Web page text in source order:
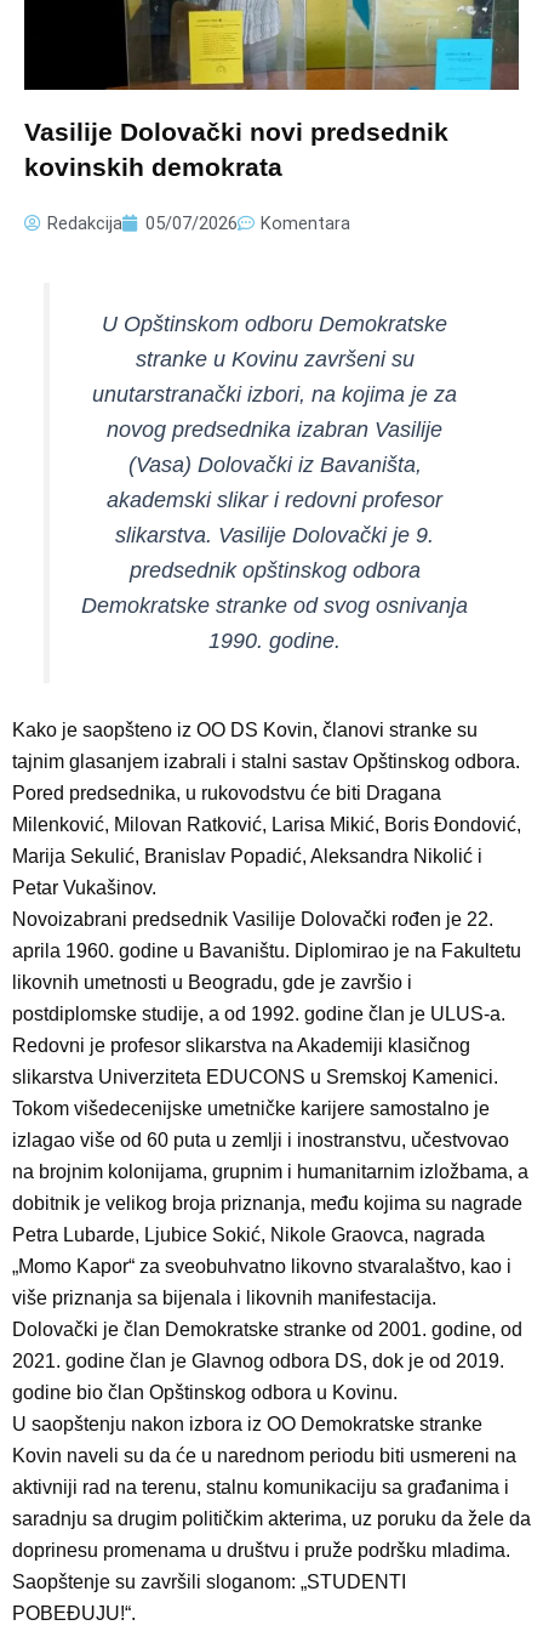
Vasilije Dolovački novi predsednik
kovinskih demokrata
Redakcija 05/07/2026 Komentara
U Opštinskom odboru Demokratske
stranke u Kovinu završeni su
unutarstranački izbori, na kojima je za
novog predsednika izabran Vasilije
(Vasa) Dolovački iz Bavaništa,
akademski slikar i redovni profesor
slikarstva. Vasilije Dolovački je 9.
predsednik opštinskog odbora
Demokratske stranke od svog osnivanja
1990. godine.
Kako je saopšteno iz OO DS Kovin, članovi stranke su
tajnim glasanjem izabrali i stalni sastav Opštinskog odbora.
Pored predsednika, u rukovodstvu će biti Dragana
Milenković, Milovan Ratković, Larisa Mikić, Boris Đondović,
Marija Sekulić, Branislav Popadić, Aleksandra Nikolić i
Petar Vukašinov.
Novoizabrani predsednik Vasilije Dolovački rođen je 22.
aprila 1960. godine u Bavaništu. Diplomirao je na Fakultetu
likovnih umetnosti u Beogradu, gde je završio i
postdiplomske studije, a od 1992. godine član je ULUS-a.
Redovni je profesor slikarstva na Akademiji klasičnog
slikarstva Univerziteta EDUCONS u Sremskoj Kamenici.
Tokom višedecenijske umetničke karijere samostalno je
izlagao više od 60 puta u zemlji i inostranstvu, učestvovao
na brojnim kolonijama, grupnim i humanitarnim izložbama, a
dobitnik je velikog broja priznanja, među kojima su nagrade
Petra Lubarde, Ljubice Sokić, Nikole Graovca, nagrada
„Momo Kapor“ za sveobuhvatno likovno stvaralaštvo, kao i
više priznanja sa bijenala i likovnih manifestacija.
Dolovački je član Demokratske stranke od 2001. godine, od
2021. godine član je Glavnog odbora DS, dok je od 2019.
godine bio član Opštinskog odbora u Kovinu.
U saopštenju nakon izbora iz OO Demokratske stranke
Kovin naveli su da će u narednom periodu biti usmereni na
aktivniji rad na terenu, stalnu komunikaciju sa građanima i
saradnju sa drugim političkim akterima, uz poruku da žele da
doprinesu promenama u društvu i pruže podršku mladima.
Saopštenje su završili sloganom: „STUDENTI
POBEĐUJU!“.